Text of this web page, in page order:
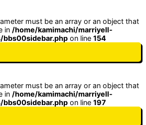
must be an array or an object that
in /home/kamimachi/marriyell-
on line 154
must be an array or an object that
in /home/kamimachi/marriyell-
on line 197